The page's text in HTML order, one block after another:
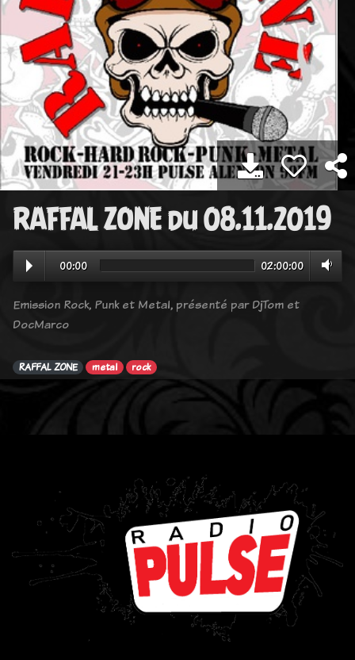
RAFFAL ZONE du 08.11.2019
00:00 02:00:00
Emission Rock, Punk et Metal, présenté par DjTom et
DocMarco
RAFFAL ZONE metal rock